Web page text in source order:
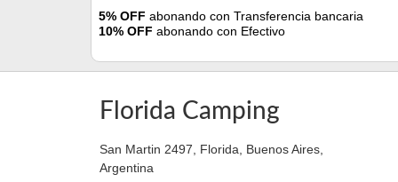
5% OFF abonando con Transferencia bancaria
10% OFF abonando con Efectivo
Florida Camping
San Martin 2497, Florida, Buenos Aires,
Argentina